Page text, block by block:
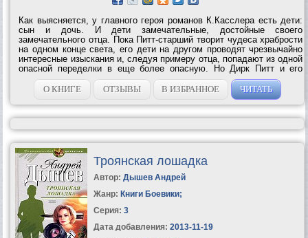
Как выясняется, у главного героя романов К.Касслера есть дети:
сын и дочь. И дети замечательные, достойные своего
замечательного отца. Пока Питт-старший творит чудеса храбрости
на одном конце света, его дети на другом проводят чрезвычайно
интересные изыскания и, следуя примеру отца, попадают из одной
опасной переделки в еще более опасную. Но Дирк Питт и его
верный спутник Ал Джордино всегда – и мы это хорошо знаем –
оказываются в...
О КНИГЕ ОТЗЫВЫ В ИЗБРАННОЕ ЧИТАТЬ
Троянская лошадка
Автор: Дышев Андрей
Жанр: Книги Боевики;
Серия: 3
Дата добавления: 2013-11-19